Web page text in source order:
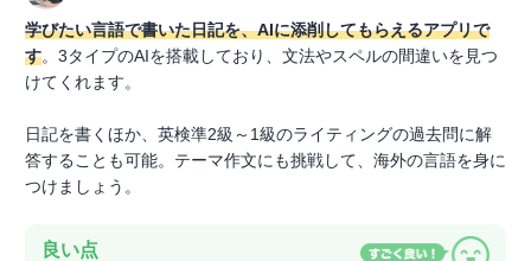
学びたい言語で書いた日記を、AIに添削してもらえるアプリで
す。3タイプのAIを搭載しており、文法やスペルの間違いを見つ
けてくれます。
日記を書くほか、英検準2級～1級のライティングの過去問に解
答することも可能。テーマ作文にも挑戦して、海外の言語を身に
つけましょう。
良い点